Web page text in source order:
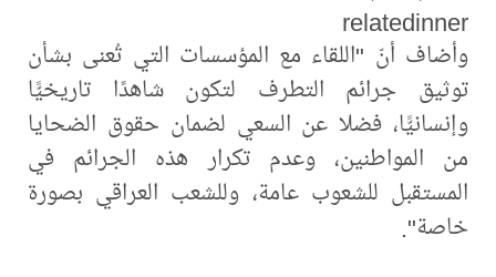
relatedinner
وأضاف أنّ "اللقاء مع المؤسسات التي تُعنى بشأن
توثيق جرائم التطرف لتكون شاهدًا تاريخيًّا
وإنسانيًّا، فضلا عن السعي لضمان حقوق الضحايا
من المواطنين، وعدم تكرار هذه الجرائم في
المستقبل للشعوب عامة، وللشعب العراقي بصورة
خاصة".